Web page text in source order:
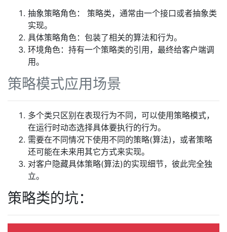
抽象策略角色： 策略类，通常由一个接口或者抽象类
实现。
具体策略角色：包装了相关的算法和行为。
环境角色：持有一个策略类的引用，最终给客户端调
用。
策略模式应用场景
多个类只区别在表现行为不同，可以使用策略模式，
在运行时动态选择具体要执行的行为。
需要在不同情况下使用不同的策略(算法)，或者策略
还可能在未来用其它方式来实现。
对客户隐藏具体策略(算法)的实现细节，彼此完全独
立。
策略类的坑：